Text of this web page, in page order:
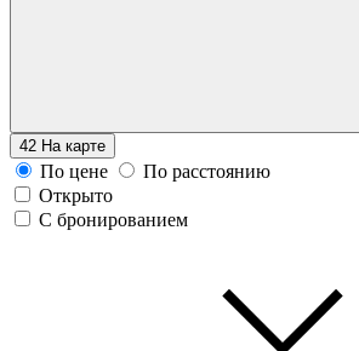
42 На карте
По цене
По расстоянию
Открыто
С бронированием